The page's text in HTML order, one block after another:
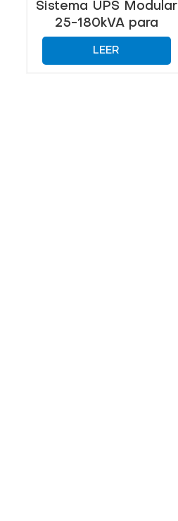
Sistema UPS Modular
25-180kVA para
Centros de Datos
LEER